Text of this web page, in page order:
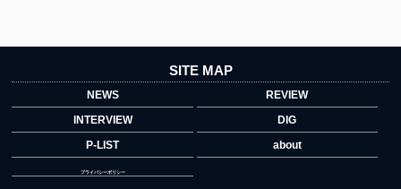
SITE MAP
NEWS
REVIEW
INTERVIEW
DIG
P-LIST
about
プライバシーポリシー